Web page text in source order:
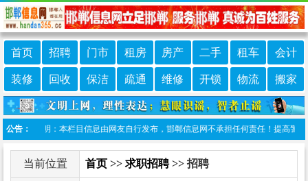
首页 招聘 门市 租房 房产 二手 租车 会计
装修 回收 保洁 疏通 维修 开锁 物流 搬家
公告：
免责声明：本栏目信息由网友自行发布，邯郸信息网不承担任何责任！提高警惕
当前位置 首页 >> 求职招聘>> 招聘